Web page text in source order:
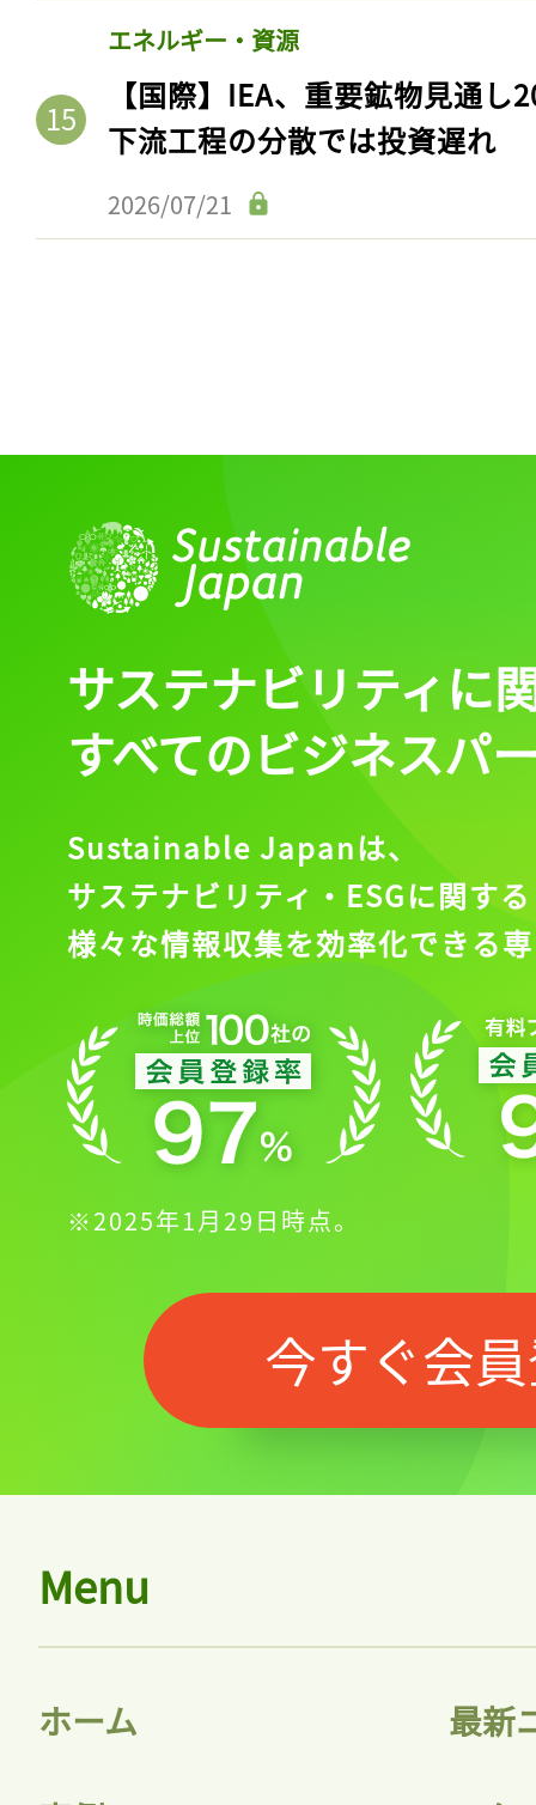
エネルギー・資源
【国際】IEA、重要鉱物見通
下流工程の分散では投資遅れ
2026/07/21
サステナビリティに
すべてのビジネスパ
Sustainable Japanは、
サステナビリティ・ESGに関する
様々な情報収集を効率化できる
※2025年1月29日時点。
今すぐ会
Menu
ホーム 最新